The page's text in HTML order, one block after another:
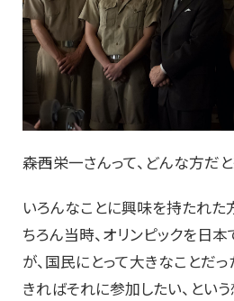
――森西栄一さんって、どんな方だ
いろんなことに興味を持たれた
ちろん当時、オリンピックを日
が、国民にとって大きなことだっ
きればそれに参加したい、とい